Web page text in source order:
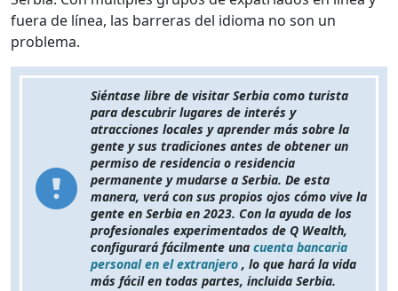
fuera de línea, las barreras del idioma no son un
problema.
Siéntase libre de visitar Serbia como turista
para descubrir lugares de interés y
atracciones locales y aprender más sobre la
gente y sus tradiciones antes de obtener un
permiso de residencia o residencia
permanente y mudarse a Serbia. De esta
manera, verá con sus propios ojos cómo vive la
gente en Serbia en 2023. Con la ayuda de los
profesionales experimentados de Q Wealth,
configurará fácilmente una cuenta bancaria
personal en el extranjero , lo que hará la vida
más fácil en todas partes, incluida Serbia.